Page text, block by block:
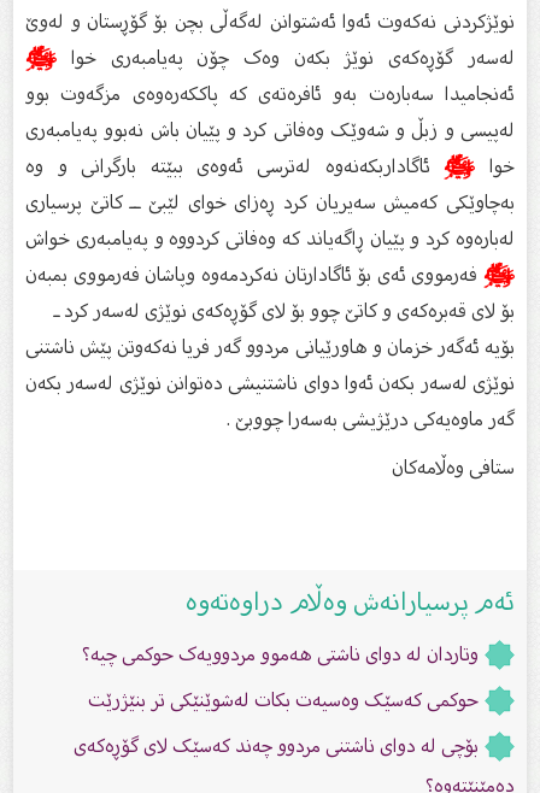
نوێژکردنى نەکەوت ئەوا ئەشتوانن لەگەڵی بچن بۆ گۆڕستان و لەوێ
لەسەر گۆڕەکەی نوێژ بکەن وەک چۆن پەیامبەری خواﷺ
ئەنجامیدا سەبارەت بەو ئافرەتەی کە پاککەرەوەی مزگەوت بوو
لەپیسی و زبڵ و شەوێک وەفاتی کرد و پێیان باش نەبوو پەیامبەری
خواﷺئاگاداربکەنەوە لەترسی ئەوەی ببێتە بارگرانی و وە
بەچاوێکی کەمیش سەیریان کرد ڕەزای خوای لێبێ ــ کاتێ پرسیاری
لەبارەوە کرد و پێیان ڕاگەیاند کە وەفاتی کردووە و پەیامبەری خواش
ﷺفەرمووی ئەی بۆ ئاگادارتان نەکردمەوە وپاشان فەرمووی بمبەن
بۆ لای قەبرەکەی و کاتێ چوو بۆ لای گۆڕەکەی نوێژی لەسەر کرد ـ
بۆیە ئەگەر خزمان و هاورێیانی مردوو گەر فریا نەکەوتن پێش ناشتنی
نوێژی لەسەر بکەن ئەوا دوای ناشتنیشی دەتوانن نوێژی لەسەر بکەن
گەر ماوەیەکی درێژیشی بەسەرا چووبێ .
ستافى وەڵامەکان
ئەم پرسیارانەش وەڵام دراوەتەوە
وتاردان لە دواى ناشتى هەموو مردوویەک حوکمى چیە؟
حوکمی کەسێک وەسیەت بکات لەشوێنێکی تر بنێژرێت
بۆچى لە دواى ناشتنى مردوو چەند کەسێک لاى گۆڕەکەى
دەمێنێتەوە؟